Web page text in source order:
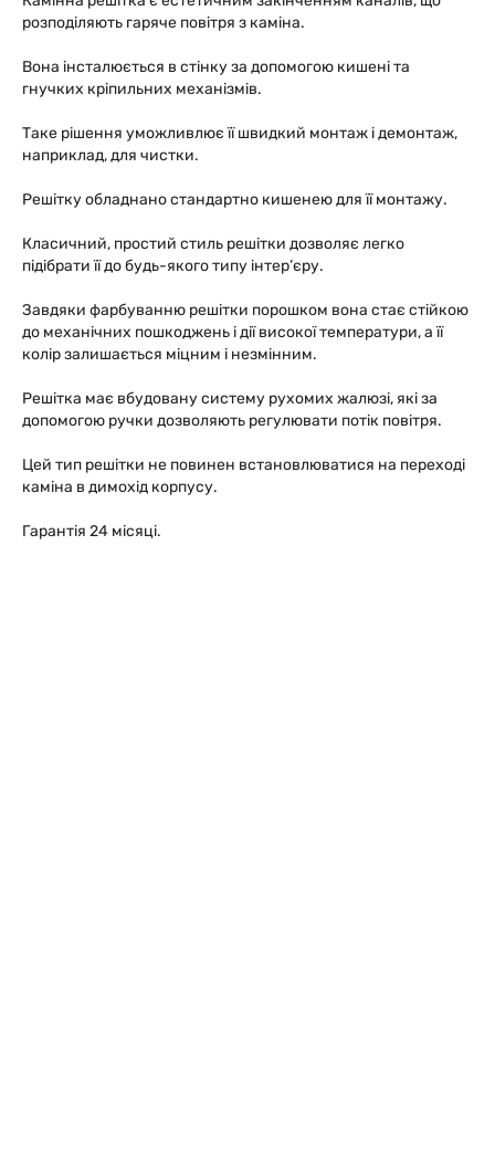
розподіляють гаряче повітря з каміна.
Вона інсталюється в стінку за допомогою кишені та
гнучких кріпильних механізмів.
Таке рішення уможливлює її швидкий монтаж і демонтаж,
наприклад, для чистки.
Решітку обладнано стандартно кишенею для її монтажу.
Класичний, простий стиль решітки дозволяє легко
підібрати її до будь-якого типу інтер’єру.
Завдяки фарбуванню решітки порошком вона стає стійкою
до механічних пошкоджень і дії високої температури, а її
колір залишається міцним і незмінним.
Решітка має вбудовану систему рухомих жалюзі, які за
допомогою ручки дозволяють регулювати потік повітря.
Цей тип решітки не повинен встановлюватися на переході
каміна в димохід корпусу.
Гарантія 24 місяці.